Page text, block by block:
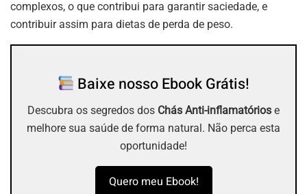
complexos, o que contribui para garantir saciedade, e
contribuir assim para dietas de perda de peso.
Baixe nosso Ebook Grátis!
Descubra os segredos dos Chás Anti-inflamatórios e
melhore sua saúde de forma natural. Não perca esta
oportunidade!
Quero meu Ebook!